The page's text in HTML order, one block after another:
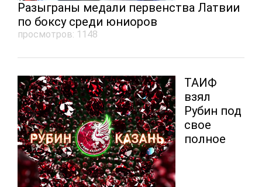
Разыграны медали первенства Латвии
по боксу среди юниоров
просмотров: 1148
ТАИФ
взял
Рубин под
свое
полное